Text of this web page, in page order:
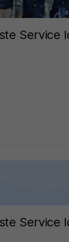
Service
Service